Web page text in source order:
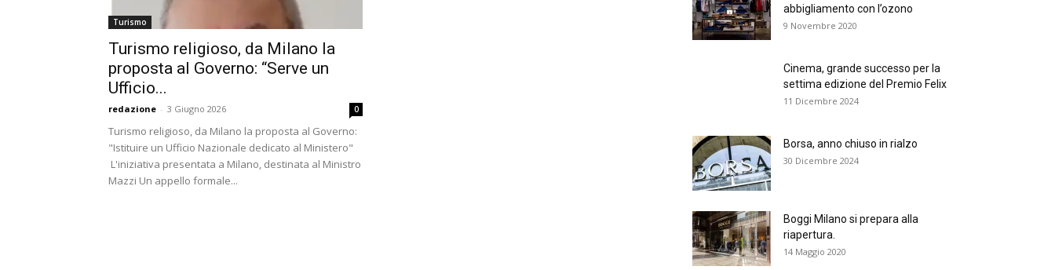
Turismo
Turismo religioso, da Milano la
proposta al Governo: “Serve un
Ufficio...
redazione - 3 Giugno 2026 0
Turismo religioso, da Milano la proposta al Governo:
"Istituire un Ufficio Nazionale dedicato al Ministero"
L'iniziativa presentata a Milano, destinata al Ministro
Mazzi Un appello formale...
abbigliamento con l’ozono
9 Novembre 2020
Cinema, grande successo per la
settima edizione del Premio Felix
11 Dicembre 2024
Borsa, anno chiuso in rialzo
30 Dicembre 2024
Boggi Milano si prepara alla
riapertura.
14 Maggio 2020